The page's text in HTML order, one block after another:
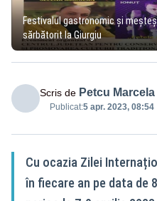
Festivalul gastronomic şi
sărbătorit la Giurgiu
Scris de Petcu Marcela
Publicat:5 apr. 2023, 08:54
Cu ocazia Zilei
în fiecare an pe data de